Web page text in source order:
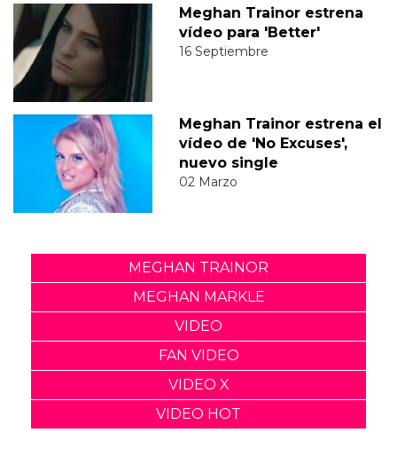
Meghan Trainor estrena
vídeo para 'Better'
16 Septiembre
Meghan Trainor estrena el
vídeo de 'No Excuses',
nuevo single
02 Marzo
MEGHAN TRAINOR
MEGHAN MARKLE
VIDEO
FAN VIDEO
VIDEO X
VIDEO HOT